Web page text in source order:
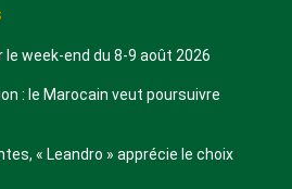
le week-end du 8-9 août 2026
: le Marocain veut poursuivre
« Leandro » apprécie le choix